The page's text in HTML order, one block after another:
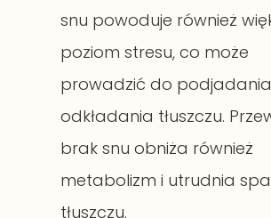
snu powoduje również
poziom stresu, co może
prowadzić do
odkładania tłuszczu.
brak snu obniża również
metabolizm i utrudnia
tłuszczu.